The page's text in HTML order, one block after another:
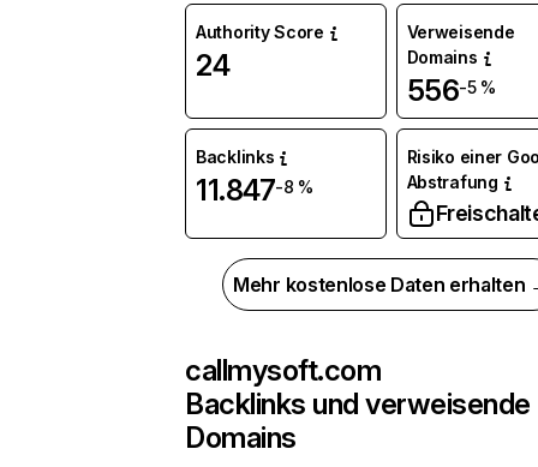
Authority Score
24
Verweisende
Domains
556-5 %
Backlinks
11.847-8 %
Risiko einer
Abstrafung
Mehr kostenlose Daten erhalten
callmysoft.com
Backlinks und verweisende
Domains